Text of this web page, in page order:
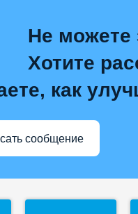
Не можете
Хотите
как
сообщение